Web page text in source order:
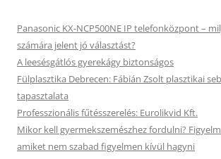
Panasonic KX-NCP500NE IP telefonközpont –
számára jelent jó választást?
A leesésgátlós gyerekágy biztonságos
Fülplasztika Debrecen: Fábián Zsolt plasztikai
tapasztalata
Professzionális fűtésszerelés: Eurolikvid Kft.
Mikor kell gyermekszemészhez fordulni?
amiket nem szabad figyelmen kívül hagyni